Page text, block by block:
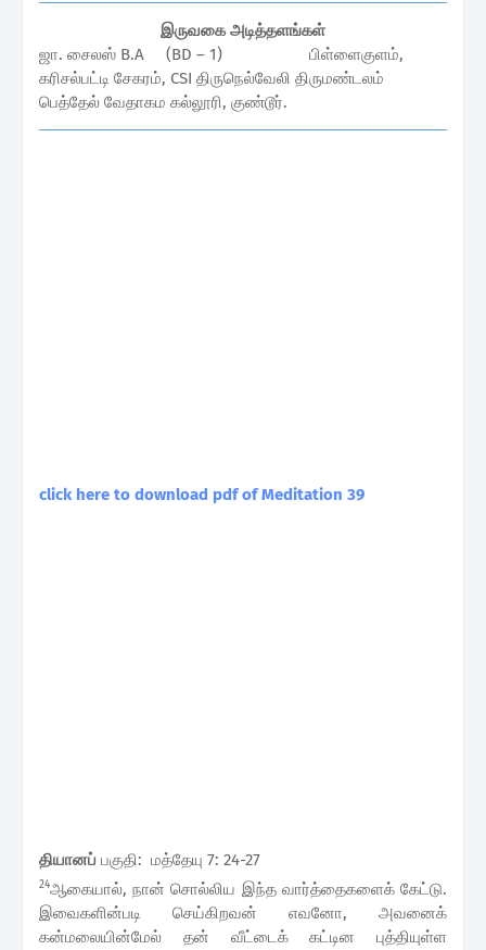
இருவகை அடித்தளங்கள்
ஜா. சைலஸ் B.A (BD – 1) பிள்ளைகுளம்,
கரிசல்பட்டி சேகரம், CSI திருநெல்வேலி திருமண்டலம்
பெத்தேல் வேதாகம கல்லூரி, குண்டூர்.
click here to download pdf of Meditation 39
தியானப் பகுதி: மத்தேயு 7: 24-27
24ஆகையால், நான் சொல்லிய இந்த வார்த்தைகளைக் கேட்டு.
இவைகளின்படி செய்கிறவன் எவனோ, அவனைக்
கன்மலையின்மேல் தன் வீட்டைக் கட்டின புத்தியுள்ள